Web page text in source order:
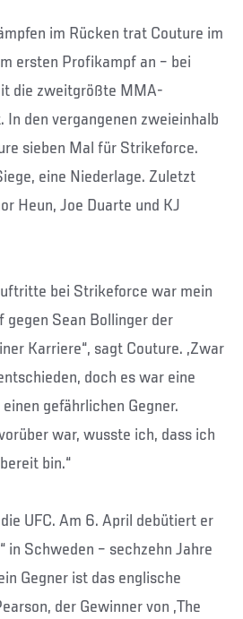
im Rücken trat Couture im
ersten Profikampf an – bei
die zweitgrößte MMA-
In den vergangenen zweieinhalb
sieben Mal für Strikeforce.
eine Niederlage. Zuletzt
Heun, Joe Duarte und KJ
bei Strikeforce war mein
gegen Sean Bollinger der
Karriere“, sagt Couture. „Zwar
doch es war eine
gefährlichen Gegner.
war, wusste ich, dass ich
bin.“
UFC. Am 6. April debütiert er
in Schweden – sechzehn Jahre
Gegner ist das englische
der Gewinner von „The